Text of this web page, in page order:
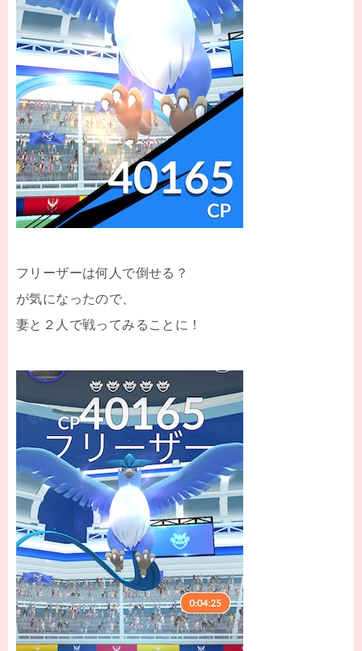
フリーザーは何人で倒せる？
が気になったので、
妻と２人で戦ってみることに！